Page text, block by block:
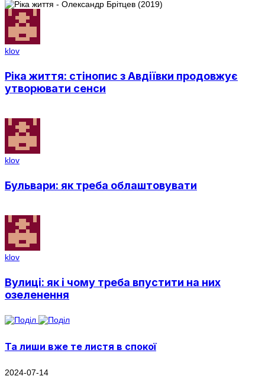
klov
Ріка життя: стінопис з Авдіївки продовжує
утворювати сенси
klov
Бульвари: як треба облаштовувати
klov
Вулиці: як і чому треба впустити на них
озеленення
Та лиши вже те листя в спокої
2024-07-14